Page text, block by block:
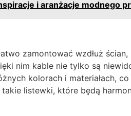
i aranżacje modnego
zamontować wzdłuż
nim kable nie tylko są
kolorach i materiałach,
listewki, które będą